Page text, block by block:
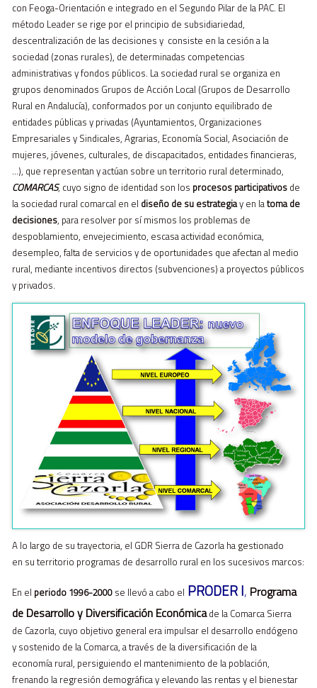
con Feoga-Orientación e integrado en el Segundo Pilar de la PAC. El
método Leader se rige por el principio de subsidiariedad,
descentralización de las decisiones y consiste en la cesión a la
sociedad (zonas rurales), de determinadas competencias
administrativas y fondos públicos. La sociedad rural se organiza en
grupos denominados Grupos de Acción Local (Grupos de Desarrollo
Rural en Andalucía), conformados por un conjunto equilibrado de
entidades públicas y privadas (Ayuntamientos, Organizaciones
Empresariales y Sindicales, Agrarias, Economía Social, Asociación de
mujeres, jóvenes, culturales, de discapacitados, entidades financieras,
…), que representan y actúan sobre un territorio rural determinado,
COMARCAS, cuyo signo de identidad son los procesos participativos de
la sociedad rural comarcal en el diseño de su estrategiay en latoma de
decisiones, para resolver por sí mismos los problemas de
despoblamiento, envejecimiento, escasa actividad económica,
desempleo, falta de servicios y de oportunidades que afectan al medio
rural, mediante incentivos directos (subvenciones) a proyectos públicos
y privados.
A lo largo de su trayectoria, el GDR Sierra de Cazorla ha gestionado
en su territorio programas de desarrollo rural en los sucesivos marcos:
En el periodo 1996-2000 se llevó a cabo el PRODER I, Programa
de Desarrollo y Diversificación Económica de la Comarca Sierra
de Cazorla, cuyo objetivo general era impulsar el desarrollo endógeno
y sostenido de la Comarca, a través de la diversificación de la
economía rural, persiguiendo el mantenimiento de la población,
frenando la regresión demográfica y elevando las rentas y el bienestar